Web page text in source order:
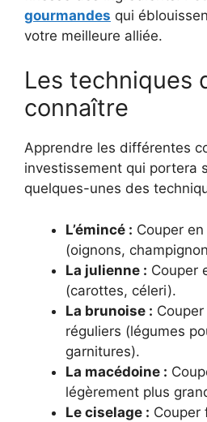
gourmandes qui
votre meilleure alliée.
Les techniques
connaître
Apprendre les différentes
investissement qui portera
quelques-unes des
L’émincé : Couper
(oignons,
La julienne : Couper
(carottes, céleri).
La brunoise :
réguliers (légumes
garnitures).
La macédoine :
légèrement plus
Le ciselage : Couper